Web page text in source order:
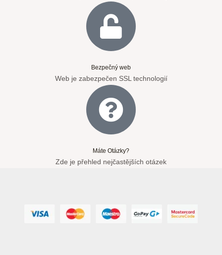
Bezpečný web
Web je zabezpečen SSL technologií
Máte Otázky?
Zde je přehled nejčastějších otázek